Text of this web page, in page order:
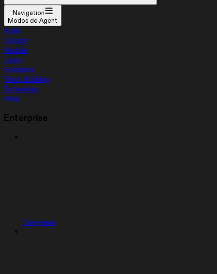
Navigation
Modos do Agent
Build
Design
Mobile
Learn
Features
Trust & Billing
Enterprise
Help
Enterprise
Overview